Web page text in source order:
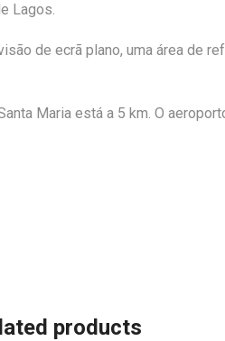
Lagos.
de ecrã plano, uma área de
Maria está a 5 km. O
products